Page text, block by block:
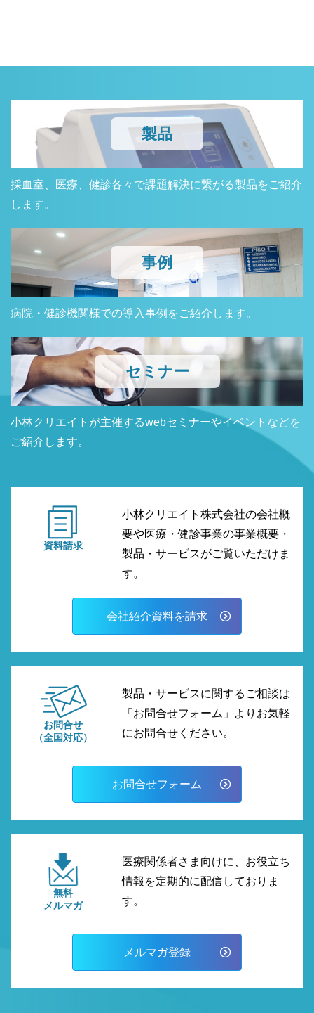
製品
採血室、医療、健診各々で課題解決に繋がる製品をご紹介
します。
事例
病院・健診機関様での導入事例をご紹介します。
セミナー
小林クリエイトが主催するwebセミナーやイベントなどを
ご紹介します。
資料請求
小林クリエイト株式会社の会社概
要や医療・健診事業の事業概要・
製品・サービスがご覧いただけま
す。
会社紹介資料を請求
お問合せ
（全国対応）
製品・サービスに関するご相談は
「お問合せフォーム」よりお気軽
にお問合せください。
お問合せフォーム
無料
メルマガ
医療関係者さま向けに、お役立ち
情報を定期的に配信しておりま
す。
メルマガ登録